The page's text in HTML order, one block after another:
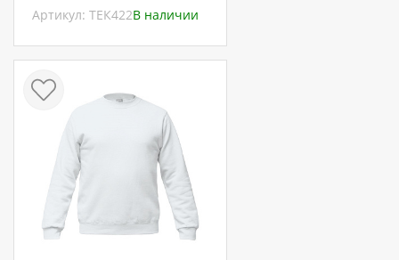
Артикул: ТЕК422В наличии